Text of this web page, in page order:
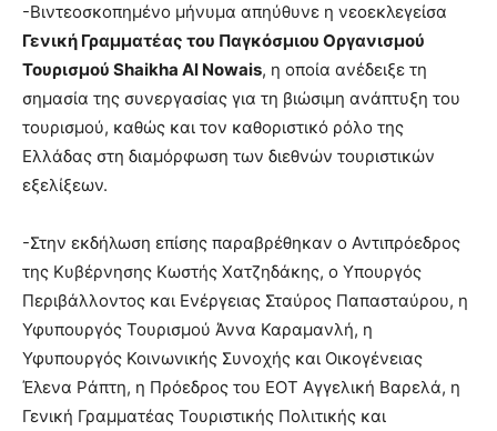
-Βιντεοσκοπημένο μήνυμα απηύθυνε η νεοεκλεγείσα
Γενική Γραμματέας του Παγκόσμιου Οργανισμού
Τουρισμού Shaikha Al Nowais, η οποία ανέδειξε τη
σημασία της συνεργασίας για τη βιώσιμη ανάπτυξη του
τουρισμού, καθώς και τον καθοριστικό ρόλο της
Ελλάδας στη διαμόρφωση των διεθνών τουριστικών
εξελίξεων.
-Στην εκδήλωση επίσης παραβρέθηκαν ο Αντιπρόεδρος
της Κυβέρνησης Κωστής Χατζηδάκης, ο Υπουργός
Περιβάλλοντος και Ενέργειας Σταύρος Παπασταύρου, η
Υφυπουργός Τουρισμού Άννα Καραμανλή, η
Υφυπουργός Κοινωνικής Συνοχής και Οικογένειας
Έλενα Ράπτη, η Πρόεδρος του ΕΟΤ Αγγελική Βαρελά, η
Γενική Γραμματέας Τουριστικής Πολιτικής και